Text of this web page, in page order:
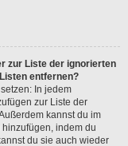
zur Liste der ignorierten
entfernen?
In jedem
zur Liste der
kannst du im
indem du
du sie auch wieder